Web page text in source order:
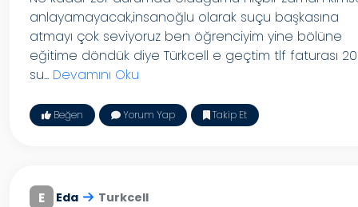
anlayamayacak,insanoğlu olarak suçu başkasına
atmayı çok seviyoruz ben öğrenciyim yine bölüne
eğitime döndük diye Türkcell e geçtim tlf faturası
su... Devamını Oku
Beğen Yorum Yap Takip Et
E Eda Turkcell